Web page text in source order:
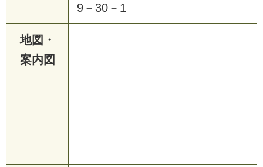
9－30－1
地図・
案内図